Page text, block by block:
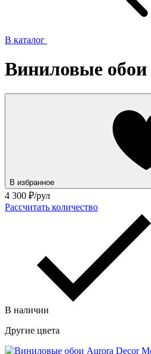
В каталог
Виниловые обои
В избранное
4 300 ₽/рул
Рассчитать количество
В наличии
Другие цвета